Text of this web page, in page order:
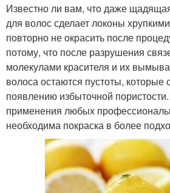
Известно ли вам, что даже
для волос сделает локоны
повторно не окрасить после
потому, что после разрушения
молекулами красителя и их
волоса остаются пустоты, которые
появлению избыточной
применения любых
необходима покраска в более